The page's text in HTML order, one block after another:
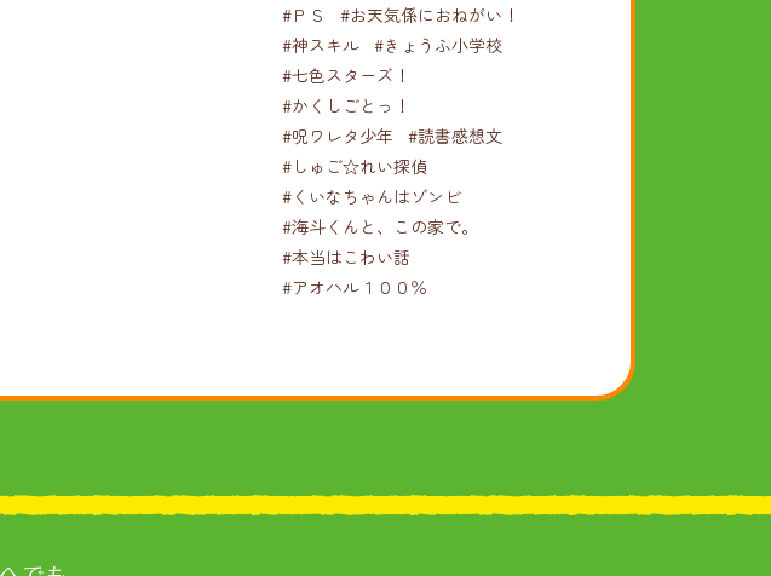
#ＰＳ
#お天気係におねがい！
#神スキル #きょうふ小学校
#七色スターズ！
#かくしごとっ！
#呪ワレタ少年
#読書感想文
#しゅご☆れい探偵
#くいなちゃんはゾンビ
#海斗くんと、この家で。
#本当はこわい話
#アオハル１００％